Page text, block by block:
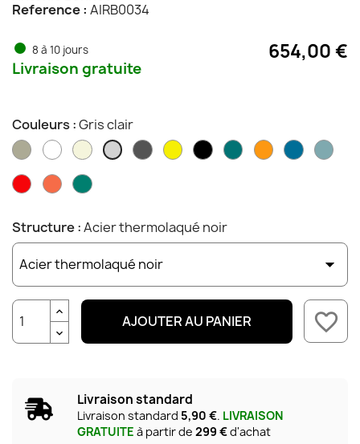
Reference : AIRB0034
8 à 10 jours 654,00 €
Livraison gratuite
Couleurs :Gris clair
AmandeBlancÉcru Gris
clair
Gris
foncé
JauneNoir OcéanOrangePétroleRécif
RougeSanguine
Vert
Structure :Acier thermolaqué noir
AJOUTER AU PANIER favorite_border
Livraison standard
Livraison standard 5,90 €. LIVRAISON
GRATUITE à partir de 299 €d'achat